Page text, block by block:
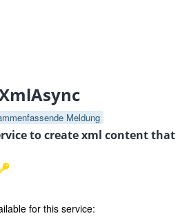
Meldung
to create xml content
for this service: